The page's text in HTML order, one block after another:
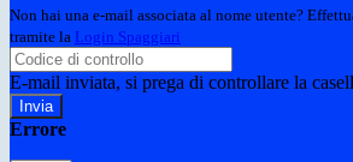
Non hai una e-mail associata al nome utente?
tramite la Login Spaggiari
E-mail inviata, si prega di controllare la
Errore